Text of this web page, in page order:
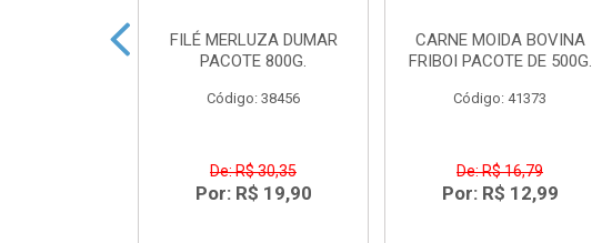
FILÉ MERLUZA DUMAR
PACOTE 800G.
Código: 38456
De: R$ 30,35
Por: R$ 19,90
CARNE MOIDA BOVINA
FRIBOI PACOTE DE 500G.
Código: 41373
De: R$ 16,79
Por: R$ 12,99